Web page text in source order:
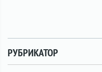
РУБРИКАТОР